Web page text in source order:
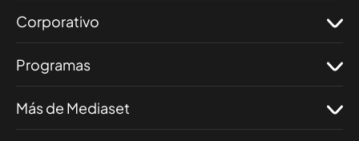
Corporativo
Programas
Más de Mediaset